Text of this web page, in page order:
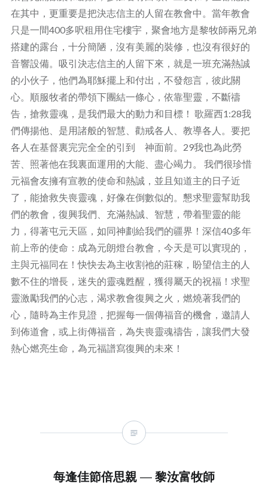
在其中，更重要是把決志信主的人留在教會中。當年教會
只是一間400多呎租用住宅樓宇，聚會地方是黎牧師兩兄弟
搭建的露台，十分簡陋，沒有美麗的裝修，也沒有很好的
音響設備。吸引決志信主的人留下來，就是一班充滿熱誠
的小伙子，他們為耶穌擺上和付出，不發怨言，彼此關
心。順服牧者的帶領下團結一條心，依靠聖靈，不斷禱
告，搶救靈魂，是我們最大的動力和目標！ 歌羅西1:28我
們傳揚他、是用諸般的智慧、勸戒各人、教導各人。要把
各人在基督裏完完全全的引到 神面前。29我也為此勞
苦、照著他在我裏面運用的大能、盡心竭力。 我們很珍惜
元福會友擁有宣教的使命和熱誠，並且知道主的日子近
了，能搶救失喪靈魂，好像在倒數似的。懇求聖靈幫助我
們的教會，復興我們、充滿熱誠、智慧，帶着聖靈的能
力，得著屯元天區，如同神劃給我們的疆界！深信40多年
前上帝的使命：成為元朗燈台教會，今天是可以實現的，
主與元福同在！快快去為主收割祂的莊稼，盼望信主的人
數不住的增長，迷失的靈魂甦醒，獲得屬天的祝福！求聖
靈激勵我們的心志，渴求教會復興之火，燃燒著我們的
心，隨時為主作見證，把握每一個傳福音的機會，邀請人
到佈道會，或上街傳福音，為失喪靈魂禱告，讓我們大發
熱心燃亮生命，為元福譜寫復興的未來！
每逢佳節倍思親 — 黎汝富牧師